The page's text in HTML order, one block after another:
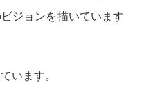
ジョンを描いています
います。